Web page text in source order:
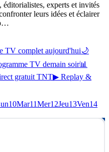
experts et invités
leurs idées et éclairer
…
TV complet aujourd'hui🌙
TV demain soir📊
gratuit TNT▶ Replay &
10Mar11Mer12Jeu13Ven14